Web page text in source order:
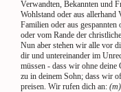
Verwandten, Bekannten und
Wohlstand oder aus allerhand
Familien oder aus
oder vom Rande der
Nun aber stehen wir alle vor
dir und untereinander im
müssen - dass wir ohne deine
zu in deinem Sohn; dass wir
preisen. Wir rufen dich an: